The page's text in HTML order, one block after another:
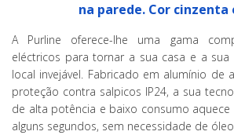
na parede. Cor cinzenta
A Purline oferece-lhe uma gama
eléctricos para tornar a sua casa e a
local invejável. Fabricado em alumínio de
proteção contra salpicos IP24, a sua
de alta potência e baixo consumo aquece
alguns segundos, sem necessidade de